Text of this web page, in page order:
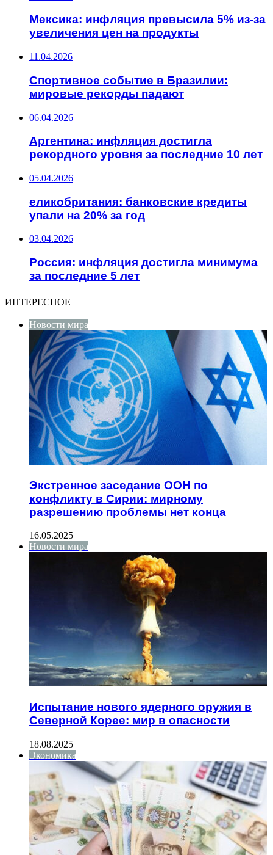
Мексика: инфляция превысила 5% из-за
увеличения цен на продукты
11.04.2026
Спортивное событие в Бразилии:
мировые рекорды падают
06.04.2026
Аргентина: инфляция достигла
рекордного уровня за последние 10 лет
05.04.2026
еликобритания: банковские кредиты
упали на 20% за год
03.04.2026
Россия: инфляция достигла минимума
за последние 5 лет
ИНТЕРЕСНОЕ
Новости мира
Экстренное заседание ООН по
конфликту в Сирии: мирному
разрешению проблемы нет конца
16.05.2025
Новости мира
Испытание нового ядерного оружия в
Северной Корее: мир в опасности
18.08.2025
Экономика